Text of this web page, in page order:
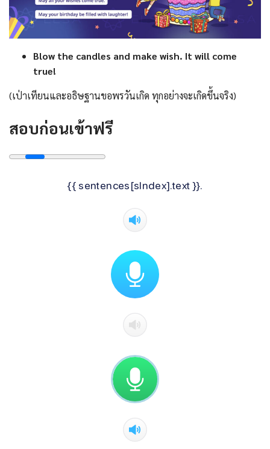
Blow the candles and make wish. It will come
true!
(เป่าเทียนและอธิษฐานขอพรวันเกิด ทุกอย่างจะเกิดขึ้นจริง)
สอบก่อนเข้าฟรี
{{ sentences[sIndex].text }}.